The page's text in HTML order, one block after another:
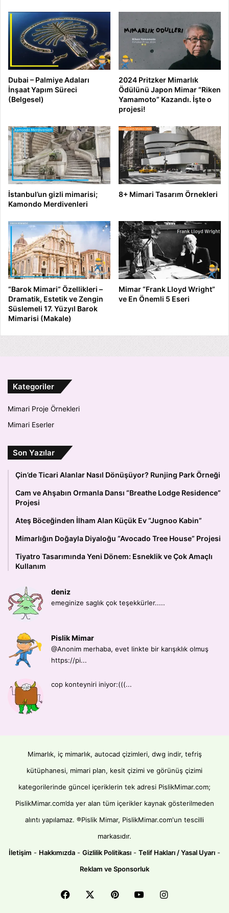
Dubai – Palmiye Adaları
İnşaat Yapım Süreci
(Belgesel)
2024 Pritzker Mimarlık
Ödülünü Japon Mimar “Riken
Yamamoto” Kazandı. İşte o
projesi!
İstanbul’un gizli mimarisi;
Kamondo Merdivenleri
8+ Mimari Tasarım Örnekleri
“Barok Mimari” Özellikleri –
Dramatik, Estetik ve Zengin
Süslemeli 17. Yüzyıl Barok
Mimarisi (Makale)
Mimar “Frank Lloyd Wright”
ve En Önemli 5 Eseri
Kategoriler
Mimari Proje Örnekleri
Mimari Eserler
Son Yazılar
Çin’de Ticari Alanlar Nasıl Dönüşüyor? Runjing Park Örneği
Cam ve Ahşabın Ormanla Dansı “Breathe Lodge Residence”
Projesi
Ateş Böceğinden İlham Alan Küçük Ev “Jugnoo Kabin”
Mimarlığın Doğayla Diyaloğu “Avocado Tree House” Projesi
Tiyatro Tasarımında Yeni Dönem: Esneklik ve Çok Amaçlı
Kullanım
deniz
emeginize saglık çok teşekkürler.....
Pislik Mimar
@Anonim merhaba, evet linkte bir karışıklık olmuş
https://pi...
cop konteyniri iniyor:(((...
Mimarlık, iç mimarlık, autocad çizimleri, dwg indir, tefriş
kütüphanesi, mimari plan, kesit çizimi ve görünüş çizimi
kategorilerinde güncel içeriklerin tek adresi PislikMimar.com;
PislikMimar.com’da yer alan tüm içerikler kaynak gösterilmeden
alıntı yapılamaz. ®Pislik Mimar, PislikMimar.com'un tescilli
markasıdır.
İletişim - Hakkımızda - Gizlilik Politikası - Telif Hakları / Yasal Uyarı -
Reklam ve Sponsorluk
Facebook PinterestYouTubeInstagram